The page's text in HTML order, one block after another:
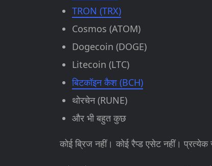
TRON (TRX)
Cosmos (ATOM)
Dogecoin (DOGE)
Litecoin (LTC)
बिटकॉइन कैश (BCH)
थोरचेन (RUNE)
और भी बहुत कुछ
कोई ब्रिज नहीं। कोई रैप्ड एसेट नहीं।